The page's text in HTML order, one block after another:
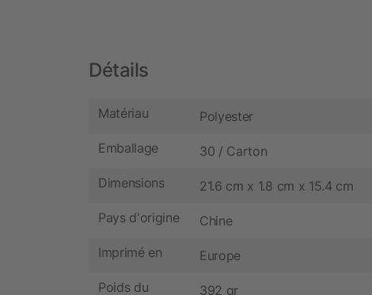
Détails
Matériau Polyester
Emballage 30 / Carton
Dimensions 21.6 cm x 1.8 cm x 15.4 cm
Pays d'origine Chine
Imprimé en Europe
Poids du 392 gr